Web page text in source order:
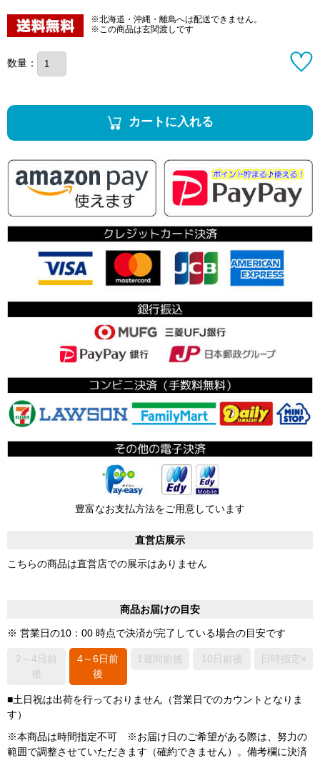
※北海道・沖縄・離島へは配送できません。
※この商品は玄関渡しです
数量：
カートに入れる
豊富なお支払方法をご用意しています
直営店展示
こちらの商品は直営店での展示はありません
商品お届けの目安
※ 営業日の10：00 時点で決済が完了している場合の目安です
2～4日前
後
4～6日前
後
1週間前後 10日前後 日時指定×
■土日祝は出荷を行っておりません（営業日でのカウントとなりま
す）
※本商品は時間指定不可 ※お届け日のご希望がある際は、努力の
範囲で調整させていただきます（確約できません）。備考欄に決済